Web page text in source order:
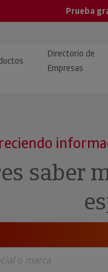
Prueba
y ERP
· Recuperación de
Directorio de
Empresas
Pública
Investigada
saber